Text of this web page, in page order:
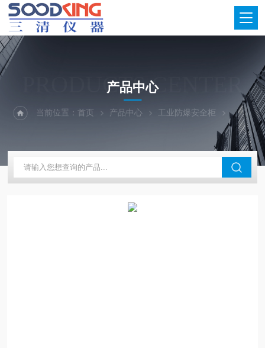
PRODUCTS CENTER
产品中心
当前位置：首页 产品中心 工业防爆安全柜 强酸强